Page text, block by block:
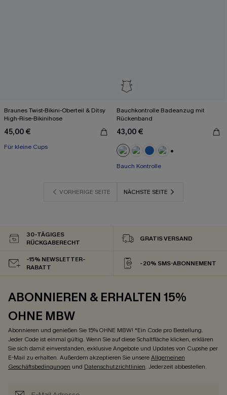
Braunes Twist-Bikini-Oberteil & Ditsy
High-Rise-Bikinihose
45,00 €
Für kleine Cups
Bauchkontrolle Badeanzug mit
Rückenband
43,00 €
Bauch Kontrolle
VORHERIGE SEITE NÄCHSTE SEITE
30-TÄGIGES
RÜCKGABERECHT
GRATIS VERSAND
-15% NEWSLETTER-
RABATT
-20% SMS-ABONNEMENT
ABONNIEREN & ERHALTEN 15%
OHNE MBW
Abonnieren und genießen Sie 15% OHNE MBW! *Ein Code pro Bestellung.
Jeder Code ist einmal gültig. Wenn Sie auf diese Schaltfläche klicken, erklären
Sie sich damit einverstanden, exklusive Angebote und Updates von Cupshe per
E-Mail zu erhalten. Außerdem akzeptieren Sie unsereAllgemeinen
Geschäftsbedingungen und Datenschutzrichtlinien. Jederzeit abbestellen.